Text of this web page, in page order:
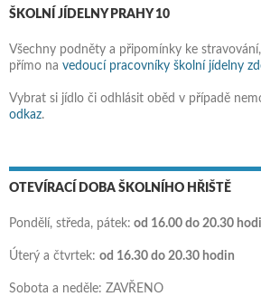
ŠKOLNÍ JÍDELNY PRAHY 10
Všechny podněty a připomínky ke
přímo na vedoucí pracovníky školní jídelny
Vybrat si jídlo či odhlásit oběd v případě
odkaz.
OTEVÍRACÍ DOBA ŠKOLNÍHO HŘIŠTĚ
Pondělí, středa, pátek: od 16.00 do 20.30
Úterý a čtvrtek: od 16.30 do 20.30 hodin
Sobota a neděle: ZAVŘENO